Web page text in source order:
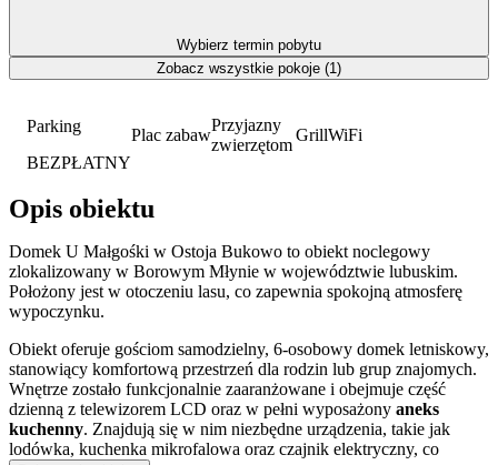
Parking
BEZPŁATNY
Plac zabaw
Przyjazny
zwierzętom
GrillWiFi
Opis obiektu
Domek U Małgośki w Ostoja Bukowo to obiekt noclegowy
zlokalizowany w Borowym Młynie w województwie lubuskim.
Położony jest w otoczeniu lasu, co zapewnia spokojną atmosferę
wypoczynku.
Obiekt oferuje gościom samodzielny, 6-osobowy domek letniskowy,
stanowiący komfortową przestrzeń dla rodzin lub grup znajomych.
Wnętrze zostało funkcjonalnie zaaranżowane i obejmuje część
dzienną z telewizorem LCD oraz w pełni wyposażony aneks
kuchenny. Znajdują się w nim niezbędne urządzenia, takie jak
lodówka, kuchenka mikrofalowa oraz czajnik elektryczny, co
Wybierz termin pobytu
Zobacz wszystkie pokoje (1)